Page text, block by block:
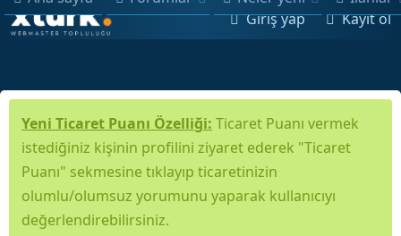
Giriş yap Kayıt ol
Yeni Ticaret Puanı Özelliği: Ticaret Puanı vermek
istediğiniz kişinin profilini ziyaret ederek "Ticaret
Puanı" sekmesine tıklayıp ticaretinizin
olumlu/olumsuz yorumunu yaparak kullanıcıyı
değerlendirebilirsiniz.